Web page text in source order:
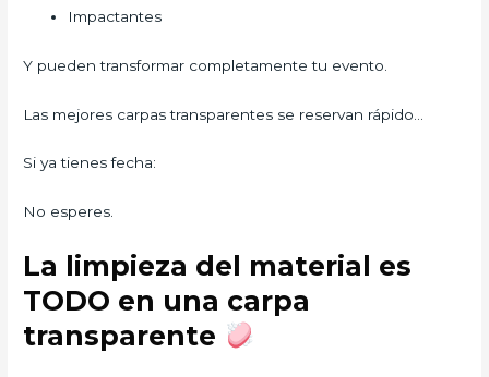
Impactantes
Y pueden transformar completamente tu evento.
Las mejores carpas transparentes se reservan rápido…
Si ya tienes fecha:
No esperes.
La limpieza del material es
TODO en una carpa
transparente